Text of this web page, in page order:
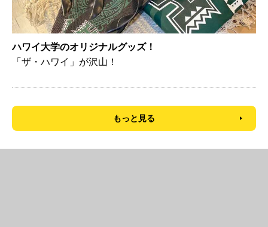
ハワイ大学のオリジナルグッズ！
「ザ・ハワイ」が沢山！
もっと見る